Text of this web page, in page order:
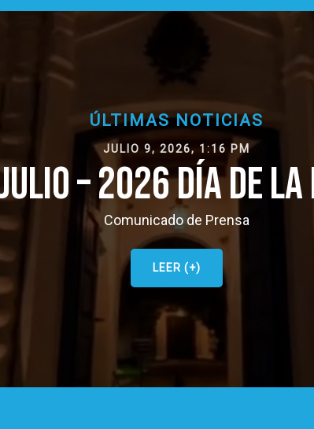
ÚLTIMAS NOTICIAS
JULIO 9, 2026, 1:16 PM
– 2026 DÍA DE LA
Comunicado de Prensa
LEER (+)